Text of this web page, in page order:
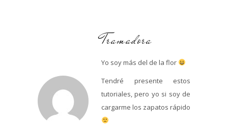
Tramadora
Yo soy más del de la flor
Tendré presente estos
tutoriales, pero yo si soy de
cargarme los zapatos rápido